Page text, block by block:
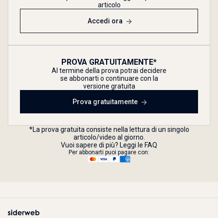
articolo
Accedi ora
PROVA GRATUITAMENTE*
Al termine della prova potrai decidere
se abbonarti o continuare con la
versione gratuita
Prova gratuitamente
*La prova gratuita consiste nella lettura di un singolo
articolo/video al giorno.
Vuoi sapere di più? Leggi le FAQ
Per abbonarti puoi pagare con: